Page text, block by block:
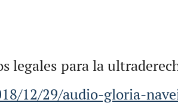
legales para la
12/29/audio-gloria-